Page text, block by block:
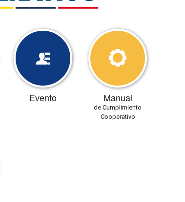
Evento Manual
de Cumplimiento
Cooperativo